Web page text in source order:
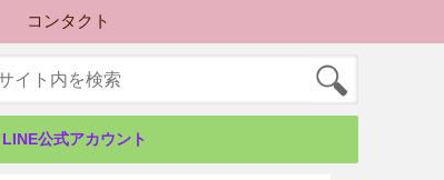
コンタクト
LINE公式アカウント